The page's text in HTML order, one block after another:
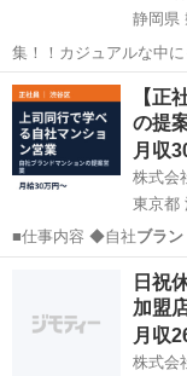
静岡県
集！！カジュアルな中
楽しく働きま…
静岡 磐田市 フ
【正
の提
月収
株式会
東京都
■仕事内容 ◆自社ブラン
渋谷区 営業
日祝
加盟
月収
株式会